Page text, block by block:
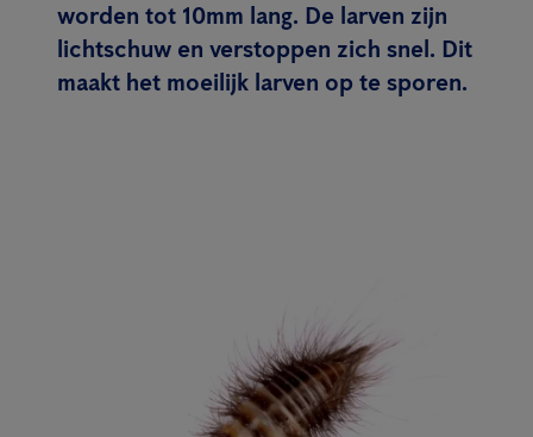
worden tot 10mm lang. De larven zijn
lichtschuw en verstoppen zich snel. Dit
maakt het moeilijk larven op te sporen.